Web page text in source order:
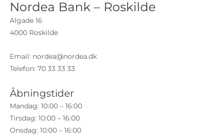
Nordea Bank – Roskilde
Algade 16
4000 Roskilde
Email: nordea@nordea.dk
Telefon: 70 33 33 33
Åbningstider
Mandag: 10:00 – 16:00
Tirsdag: 10:00 – 16:00
Onsdag: 10:00 – 16:00